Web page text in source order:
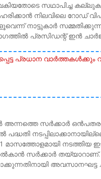
സഥാപിച്ച
നിലവിലെ റോഡ്
നാട്ടുകാർ
പ്രസിഡന്റ് ഇൻ
പ്രധാന
അന്നത്തെ സർക്കാർ
പദ്ധതി
മാസത്തോളമായി നടത്തിയ
നൽകാൻ സർക്കാർ
അവസാനഘട്ട